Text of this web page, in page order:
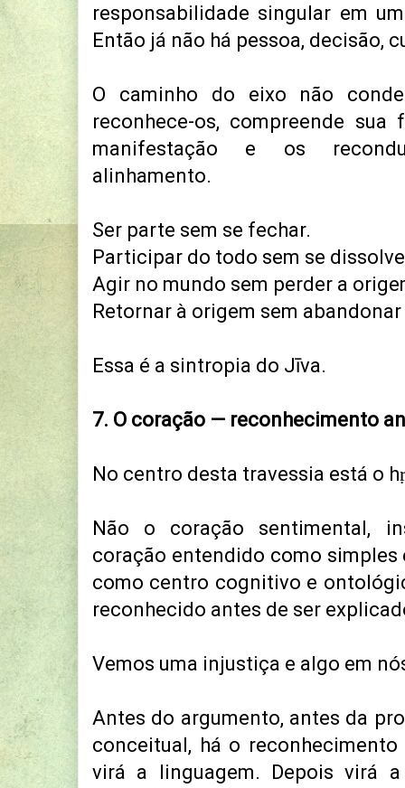
responsabilidade singular em
Então já não há pessoa, decisão,
O caminho do eixo não
reconhece-os, compreende
manifestação e os
alinhamento.
Ser parte sem se fechar.
Participar do todo sem se
Agir no mundo sem perder a
Retornar à origem sem
Essa é a sintropia do Jīva.
7. O coração — reconhecimento
No centro desta travessia está o
Não o coração sentimental,
coração entendido como simples
como centro cognitivo e
reconhecido antes de ser
Vemos uma injustiça e algo em
Antes do argumento, antes da
conceitual, há o
virá a linguagem. Depois virá